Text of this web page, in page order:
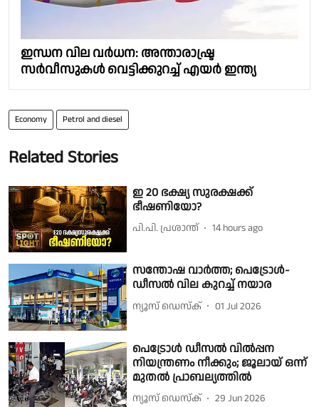
ഇന്ധന വില വർധന: അന്താരാഷ്ട്ര
സർവീസുകൾ വെട്ടിക്കുറച്ച് എയർ ഇന്ത്യ
Economy Petrol and diesel
Related Stories
ഇ 20 ഭക്ഷ്യ സുരക്ഷക്ക്
ഭീഷണിയോ?
പി.പി. പ്രശാന്ത് 14 hours ago
സന്തോഷ വാർത്ത; പെട്രോൾ-
ഡീസൽ വില കുറച്ച് നയാര
ന്യൂസ് ഡെസ്ക് 01 Jul 2026
പെട്രോൾ ഡീസൽ വിൽപ്പന
നിയന്ത്രണം നീക്കും; ജൂലായ് ഒന്ന്
മുതൽ പ്രാബല്യത്തിൽ
ന്യൂസ് ഡെസ്ക് 29 Jun 2026